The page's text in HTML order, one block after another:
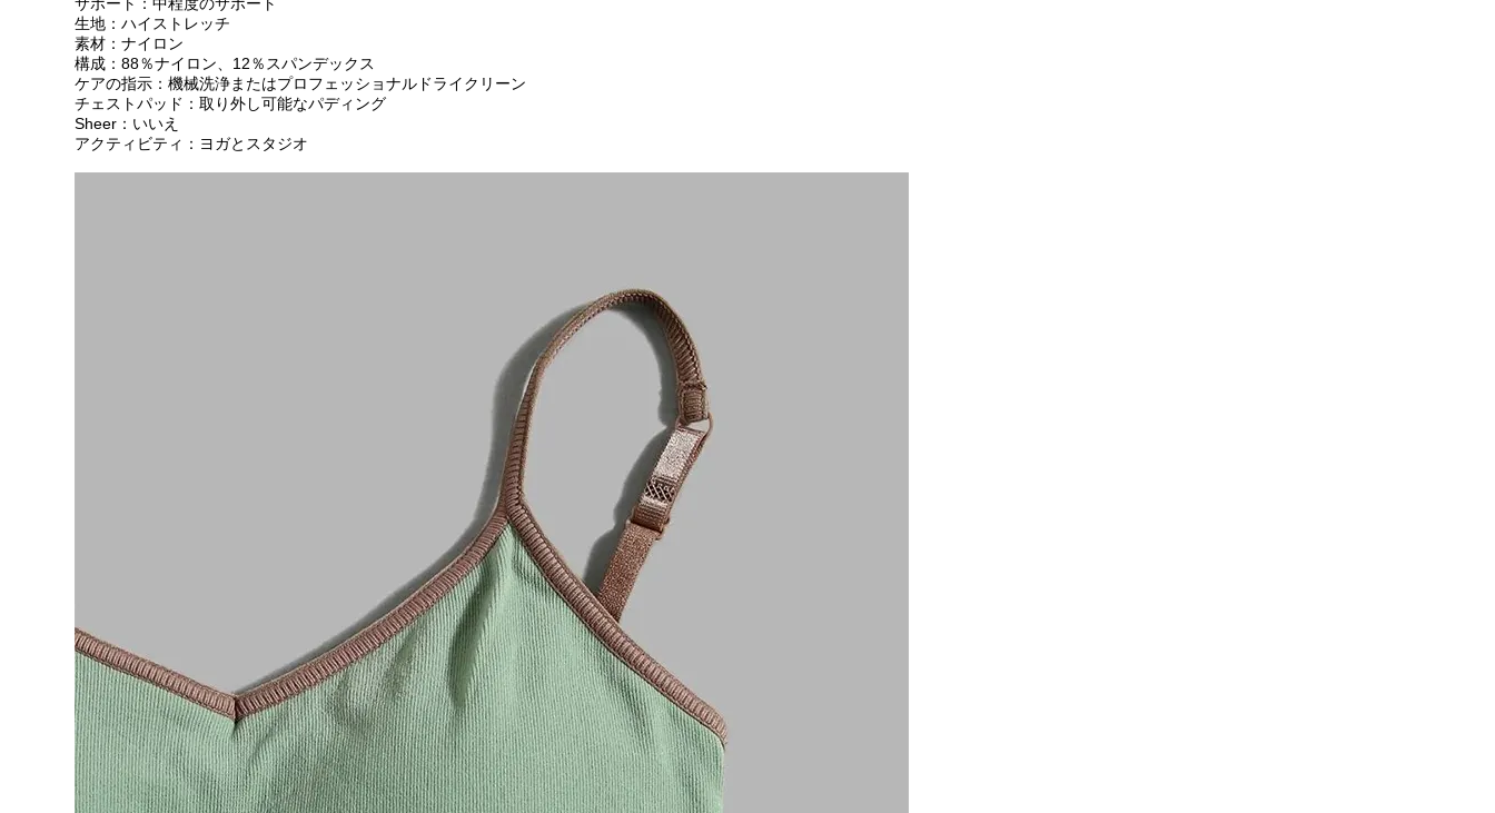
生地：ハイストレッチ
素材：ナイロン
構成：88％ナイロン、12％スパンデックス
ケアの指示：機械洗浄またはプロフェッショナルドライクリーン
チェストパッド：取り外し可能なパディング
Sheer：いいえ
アクティビティ：ヨガとスタジオ